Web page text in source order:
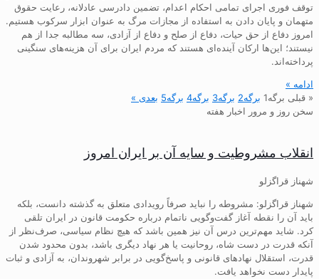
توقف فوری اجرای تمامی احکام اعدام، تضمین دادرسی عادلانه، رعایت حقوق
متهمان و پایان دادن به استفاده از مجازات مرگ به عنوان ابزار سرکوب هستیم.
امروز دفاع از حق حیات، دفاع از صلح و دفاع از آزادی، سه مطالبه جدا از هم
نیستند؛ این‌ها ارکان آینده‌ای هستند که مردم ایران برای آن هزینه‌های سنگینی
پرداخته‌اند.
ادامه »
« قبلی برگه1 برگه2 برگه3 برگه4 برگه5 بعدی »
سخن روز و مرور اخبار هفته
انقلاب مشروطیت و سایه آن بر ایران امروز
شهناز قراگزلو
شهناز قراگزلو: مشروطه را نباید صرفاً رویدادی متعلق به گذشته دانست، بلکه
باید آن را نقطه آغاز گفت‌وگویی ناتمام درباره حکومت قانون در ایران تلقی
کرد. شاید مهم‌ترین درس آن نیز همین باشد که هیچ نظام سیاسی، صرف‌نظر از
آنکه قدرت در دست شاه، روحانیت یا هر نهاد دیگری باشد، بدون محدود شدن
قدرت، استقلال نهادهای قانونی و پاسخ‌گویی در برابر شهروندان، به آزادی و ثبات
پایدار دست نخواهد یافت.